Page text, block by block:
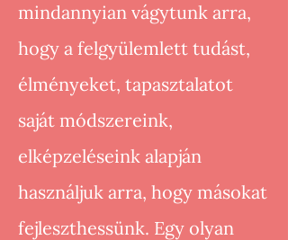
mindannyian vágytunk arra,
hogy a felgyülemlett tudást,
élményeket, tapasztalatot
saját módszereink,
elképzeléseink alapján
használjuk arra, hogy másokat
fejleszthessünk. Egy olyan